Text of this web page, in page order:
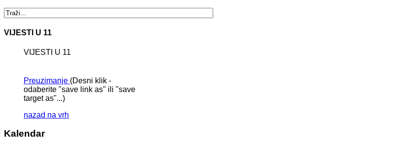
VIJESTI U 11
VIJESTI U 11
Preuzimanje (Desni klik -
odaberite "save link as" ili "save
target as"...)
nazad na vrh
Kalendar